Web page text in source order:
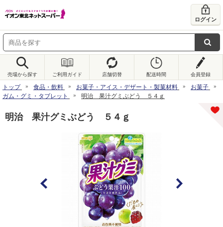
ログイン
売場から探す ご利用ガイド 店舗切替 配送時間 会員登録
トップ 食品・飲料 お菓子・アイス・デザート・製菓材料
お菓子
ガム・グミ・タブレット
明治 果汁グミぶどう ５４ｇ
明治 果汁グミぶどう ５４ｇ